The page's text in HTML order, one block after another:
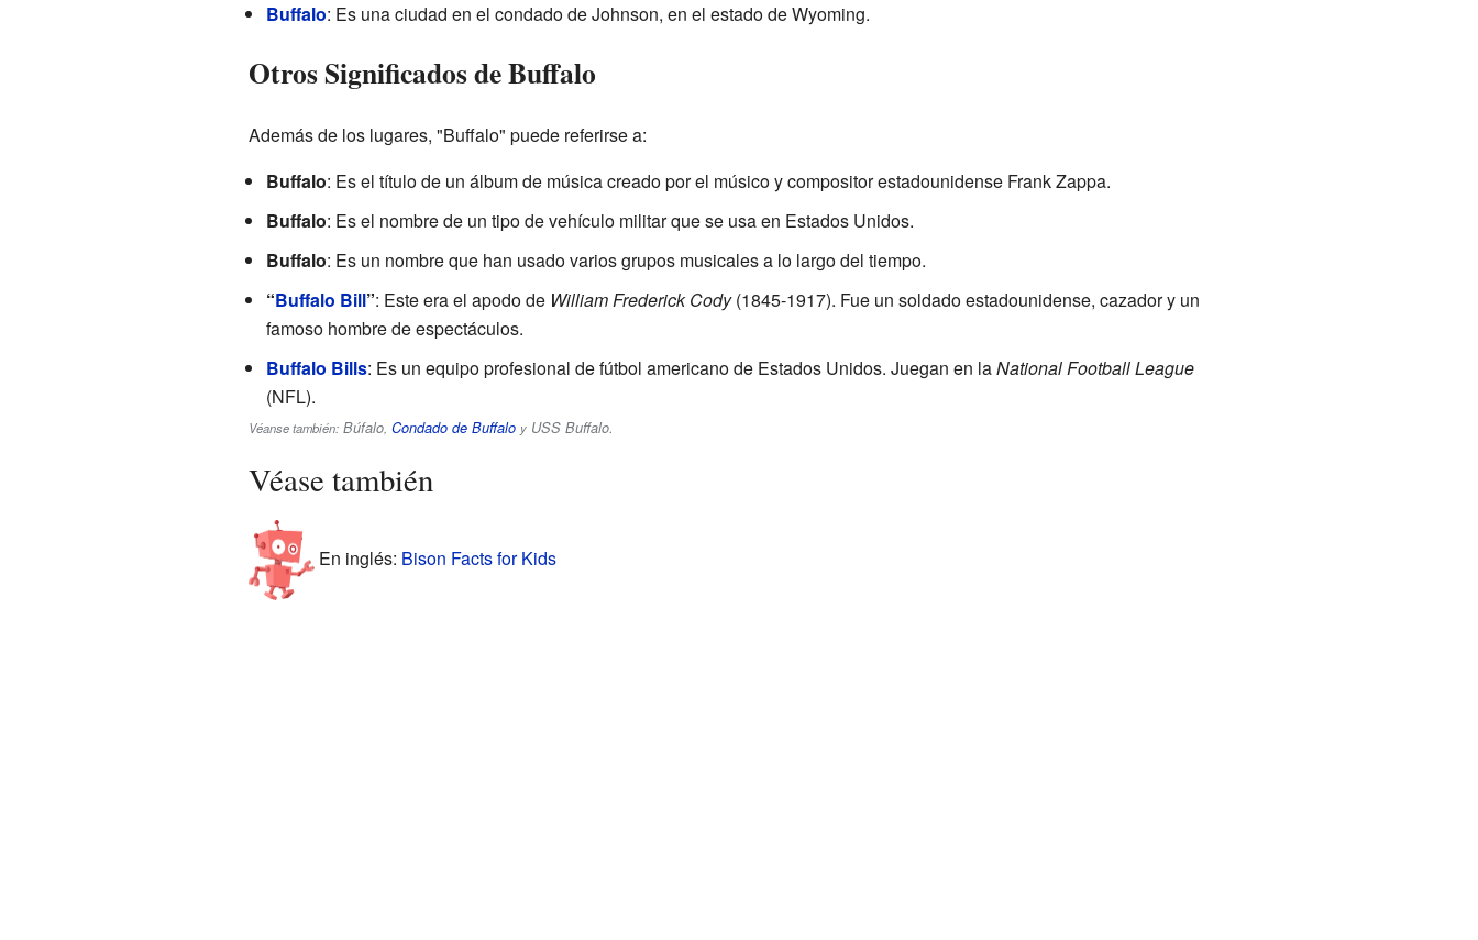
Buffalo: Es una ciudad en el condado de Johnson, en el estado de Wyoming.
Otros Significados de Buffalo
Además de los lugares, "Buffalo" puede referirse a:
Buffalo: Es el título de un álbum de música creado por el músico y compositor estadounidense Frank Zappa.
Buffalo: Es el nombre de un tipo de vehículo militar que se usa en Estados Unidos.
Buffalo: Es un nombre que han usado varios grupos musicales a lo largo del tiempo.
“Buffalo Bill”: Este era el apodo de William Frederick Cody(1845-1917). Fue un soldado estadounidense, cazador y un
famoso hombre de espectáculos.
Buffalo Bills: Es un equipo profesional de fútbol americano de Estados Unidos. Juegan en laNational Football League
(NFL).
Véanse también: Búfalo, Condado de Buffalo y USS Buffalo.
Véase también
En inglés: Bison Facts for Kids